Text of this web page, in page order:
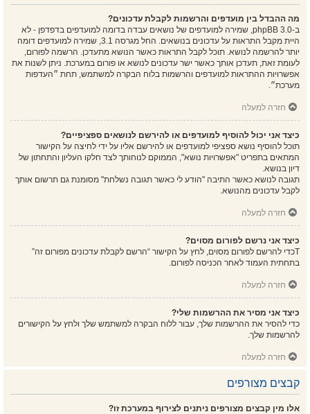
מה ההבדל בין מועדפים והרשמות לקבלת עדכונים?
ב-phpBB 3.0, שמירה למועדפים של נושאים עבדה בדומה למועדפים בדפדפן - לא
היית מקבל התראות על עדכונים בנושאים. החל מגרסה 3.1, שמירה למועדפים דומה
יותר להרשמה לנושא. תוכל לקבל התראות כאשר הנושא מתעדכן. הרשמה לפורום,
לעומת זאת, תעדכן אותך כאשר ישר עדכונים לנושא או פורום במערכת. ניתן לשנות את
אפשרויות ההתראות למועדפים והרשמות בלוח הבקרה למשתמש, תחת ״העדפות
מערכת״.
חזרה למעלה
כיצד אני יכול להוסיף למועדפים או להירשם לנושאים ספציפיים?
תוכל להוסיף נושא ספציפי למועדפים או להירשם אליו על ידי לחיצה על הקישור
המתאים בתפריט "אפשרויות נושא", הממוקם לנוחותך לצד חלקו העליון והתחתון של
דיון בנושא.
תגובה לנושא כאשר התיבה "הודע לי כאשר תגובה נשלחת" מסומנת גם תרשום אותך
לקבל עדכונים מהנושא.
חזרה למעלה
כיצד אני נרשם לפורום מסוים?
Tכדי להרשם לפורום מסוים, לחץ על הקישור “הרשם לקבלת עדכונים מפורום זה”
בתחתית העמוד לאחר הכניסה לפורום.
חזרה למעלה
כיצד אני מסיר את ההרשמות שלי?
כדי להסיר את ההרשמות שלך, עבור ללוח הבקרה למשתמש שלך ולחץ על הקישורים
להרשמות שלך.
חזרה למעלה
קבצים מצורפים
אלו מין קבצים מצורפים ניתנים לצירוף במערכת זו?